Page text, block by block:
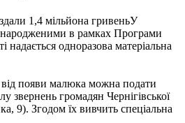
У
в рамках Програми
надається одноразова матеріальна
появи малюка можна подати
звернень громадян Чернігівської
9). Згодом їх вивчить спеціальна